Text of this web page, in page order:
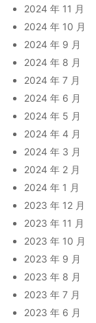
2024 年 11 月
2024 年 10 月
2024 年 9 月
2024 年 8 月
2024 年 7 月
2024 年 6 月
2024 年 5 月
2024 年 4 月
2024 年 3 月
2024 年 2 月
2024 年 1 月
2023 年 12 月
2023 年 11 月
2023 年 10 月
2023 年 9 月
2023 年 8 月
2023 年 7 月
2023 年 6 月